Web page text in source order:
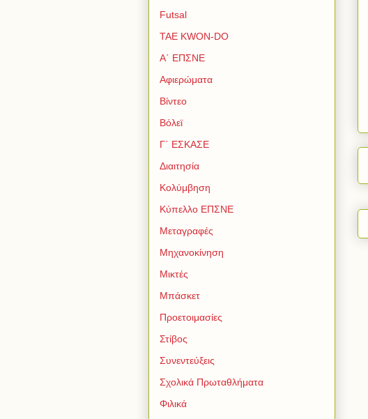
Futsal
TAE KWON-DO
Α΄ ΕΠΣΝΕ
Αφιερώματα
Βίντεο
Βόλεϊ
Γ΄ ΕΣΚΑΣΕ
Διαιτησία
Κολύμβηση
Κύπελλο ΕΠΣΝΕ
Μεταγραφές
Μηχανοκίνηση
Μικτές
Μπάσκετ
Προετοιμασίες
Στίβος
Συνεντεύξεις
Σχολικά Πρωταθλήματα
Φιλικά